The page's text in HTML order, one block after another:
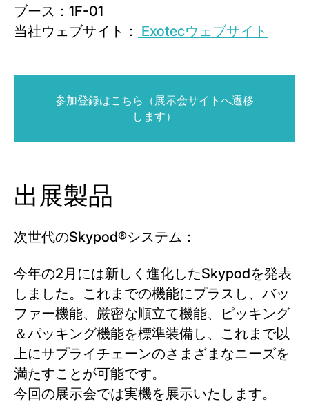
ブース：1F-01
当社ウェブサイト： Exotecウェブサイト
参加登録はこちら（展示会サイトへ遷移
します）
出展製品
次世代のSkypod®システム：
今年の2月には新しく進化したSkypodを発表
しました。これまでの機能にプラスし、バッ
ファー機能、厳密な順立て機能、ピッキング
＆パッキング機能を標準装備し、これまで以
上にサプライチェーンのさまざまなニーズを
満たすことが可能です。
今回の展示会では実機を展示いたします。